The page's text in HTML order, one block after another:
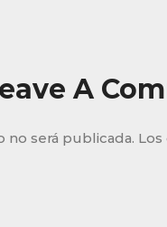
A
será publicada.